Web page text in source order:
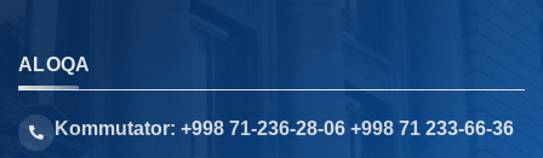
ALOQA
Kommutator: +998 71-236-28-06 +998 71 233-66-36